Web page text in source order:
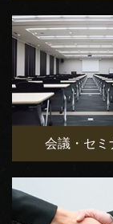
会議・セミ